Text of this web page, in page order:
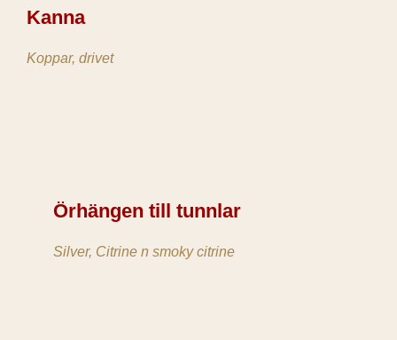
Kanna
Koppar, drivet
Örhängen till tunnlar
Silver, Citrine n smoky citrine